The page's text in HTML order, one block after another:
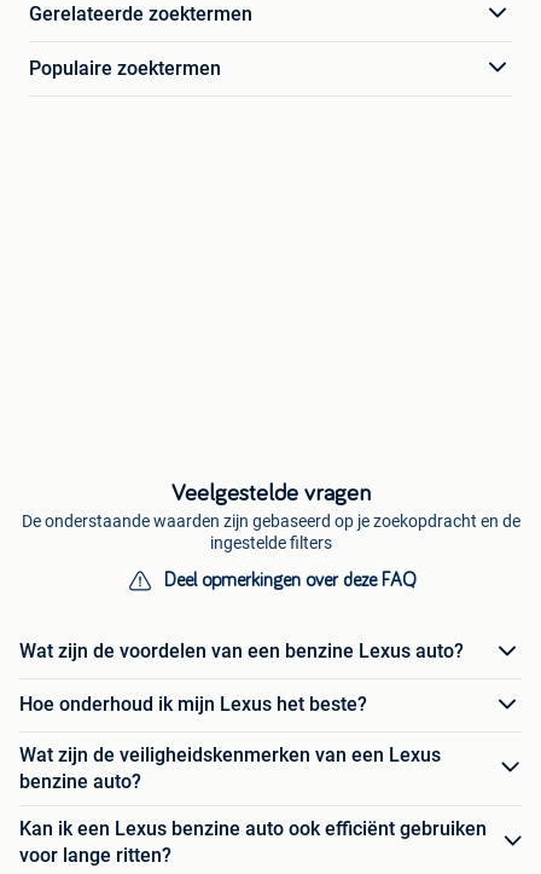
Gerelateerde zoektermen
Populaire zoektermen
Veelgestelde vragen
De onderstaande waarden zijn gebaseerd op je zoekopdracht en de
ingestelde filters
Deel opmerkingen over deze FAQ
Wat zijn de voordelen van een benzine Lexus auto?
Hoe onderhoud ik mijn Lexus het beste?
Wat zijn de veiligheidskenmerken van een Lexus
benzine auto?
Kan ik een Lexus benzine auto ook efficiënt gebruiken
voor lange ritten?